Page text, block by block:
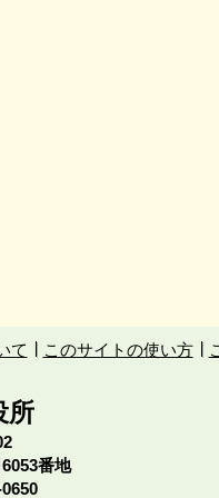
て このサイトの使い方
所
番地